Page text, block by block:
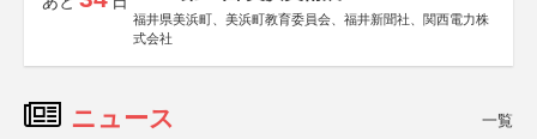
福井県美浜町、美浜町教育委員会、福井新聞社、関西電力株
式会社
ニュース 一覧